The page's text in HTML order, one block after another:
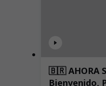
🇧🇷 AHORA
Bienvenido,